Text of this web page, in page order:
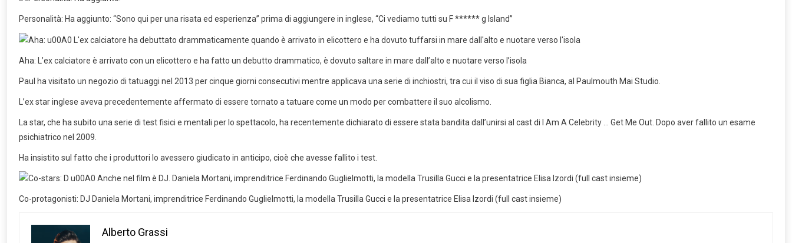
Personalità: Ha aggiunto: “Sono qui per una risata ed esperienza” prima di aggiungere in inglese, “Ci vediamo tutti su F ****** g Island”
Aha: L’ex calciatore è arrivato con un elicottero e ha fatto un debutto drammatico, è dovuto saltare in mare dall’alto e nuotare verso l’isola
Paul ha visitato un negozio di tatuaggi nel 2013 per cinque giorni consecutivi mentre applicava una serie di inchiostri, tra cui il viso di sua figlia Bianca, al Paulmouth Mai Studio.
L’ex star inglese aveva precedentemente affermato di essere tornato a tatuare come un modo per combattere il suo alcolismo.
La star, che ha subito una serie di test fisici e mentali per lo spettacolo, ha recentemente dichiarato di essere stata bandita dall’unirsi al cast di I Am A Celebrity … Get Me Out. Dopo aver fallito un esame
psichiatrico nel 2009.
Ha insistito sul fatto che i produttori lo avessero giudicato in anticipo, cioè che avesse fallito i test.
Co-protagonisti: DJ Daniela Mortani, imprenditrice Ferdinando Guglielmotti, la modella Trusilla Gucci e la presentatrice Elisa Izordi (full cast insieme)
Alberto Grassi